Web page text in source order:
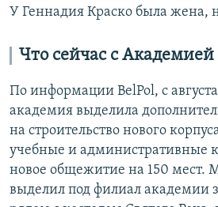
У Геннадия Краско была жена,
Что сейчас с Академией
По информации BelPol, с
академия выделила
на строительство нового
учебные и административные
новое общежитие на 150 мест.
выделил под филиал академии